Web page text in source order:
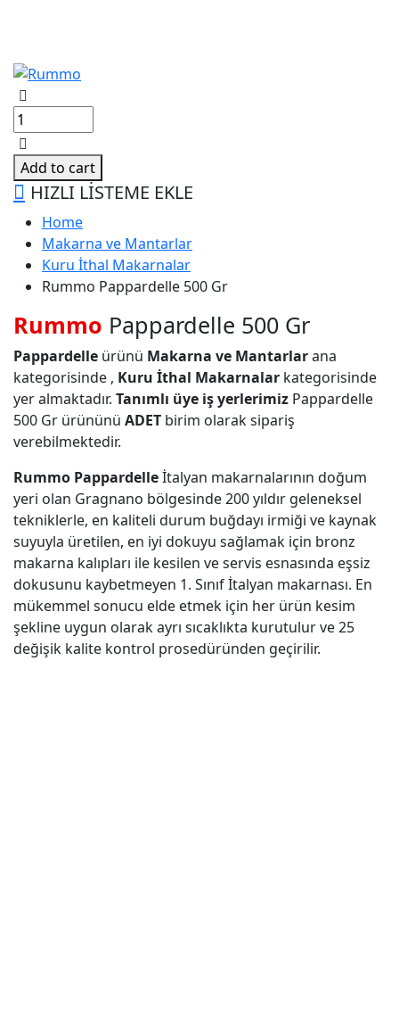
Rummo
Pappardelle
500
Gr
adet
Add to cart
HIZLI LİSTEME EKLE
Home
Makarna ve Mantarlar
Kuru İthal Makarnalar
Rummo Pappardelle 500 Gr
Rummo Pappardelle 500 Gr
Pappardelle ürünü Makarna ve Mantarlarana
kategorisinde , Kuru İthal Makarnalar kategorisinde
yer almaktadır. Tanımlı üye iş yerlerimiz Pappardelle
500 Gr ürününü ADET birim olarak sipariş
verebilmektedir.
Rummo Pappardelleİtalyan makarnalarının doğum
yeri olan Gragnano bölgesinde 200 yıldır geleneksel
tekniklerle, en kaliteli durum buğdayı irmiği ve kaynak
suyuyla üretilen, en iyi dokuyu sağlamak için bronz
makarna kalıpları ile kesilen ve servis esnasında eşsiz
dokusunu kaybetmeyen 1. Sınıf İtalyan makarnası. En
mükemmel sonucu elde etmek için her ürün kesim
şekline uygun olarak ayrı sıcaklıkta kurutulur ve 25
değişik kalite kontrol prosedüründen geçirilir.